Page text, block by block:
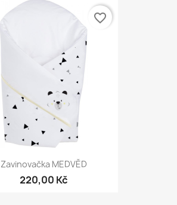
Zavinovačka MEDVĚD
220,00 Kč
favorite_border